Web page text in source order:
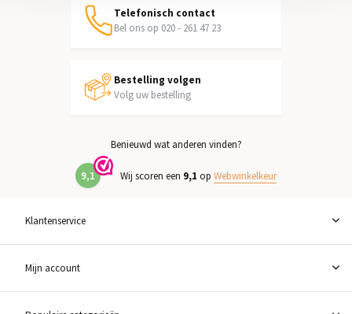
Telefonisch contact
Bel ons op 020 - 261 47 23
Bestelling volgen
Volg uw bestelling
Benieuwd wat anderen vinden?
9,1 Wij scoren een 9,1 op Webwinkelkeur
Klantenservice
Mijn account